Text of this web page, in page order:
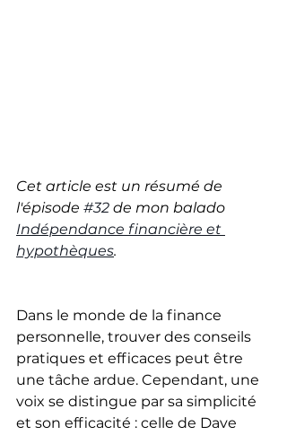
Cet article est un résumé de
l'épisode #32 de mon balado
Indépendance financière et
hypothèques.
Dans le monde de la finance
personnelle, trouver des conseils
pratiques et efficaces peut être
une tâche ardue. Cependant, une
voix se distingue par sa simplicité
et son efficacité : celle de Dave